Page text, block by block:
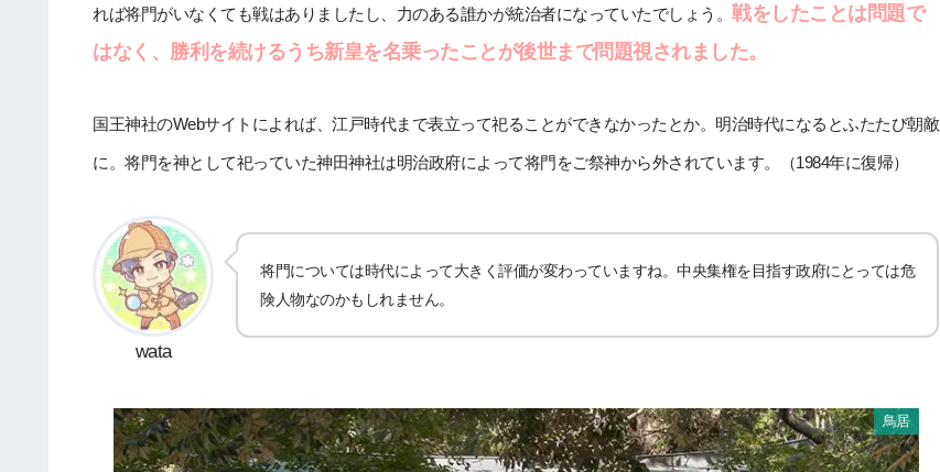
れば将門がいなくても戦はありましたし、力のある誰かが統治者になっていたでしょう。 戦をしたことは問題で
はなく、勝利を続けるうち新皇を名乗ったことが後世まで問題視されました。
国王神社のWebサイトによれば、江戸時代まで表立って祀ることができなかったとか。明治時代になるとふたたび朝敵
に。将門を神として祀っていた神田神社は明治政府によって将門をご祭神から外されています。（1984年に復帰）
wata
将門については時代によって大きく評価が変わっていますね。中央集権を目指す政府にとっては危
険人物なのかもしれません。
鳥居